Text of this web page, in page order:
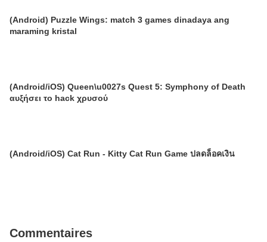
(Android) Puzzle Wings: match 3 games dinadaya ang
maraming kristal
(Android/iOS) Queen\u0027s Quest 5: Symphony of Death
αυξήσει το hack χρυσού
(Android/iOS) Cat Run - Kitty Cat Run Game ปลดล็อคเงิน
Commentaires